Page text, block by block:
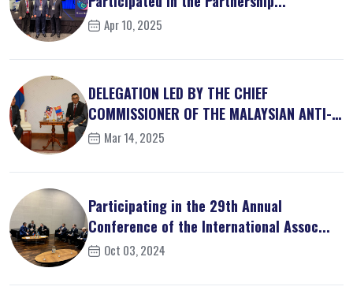
Apr 10, 2025
DELEGATION LED BY THE CHIEF
COMMISSIONER OF THE MALAYSIAN ANTI-
CORRUPT...
Mar 14, 2025
Participating in the 29th Annual
Conference of the International Assoc...
Oct 03, 2024